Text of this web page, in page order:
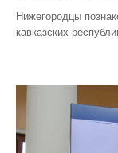
Нижегородцы
кавказских